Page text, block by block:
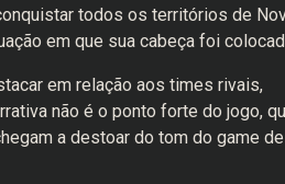
todos os territórios de
em que sua cabeça foi
em relação aos times rivais,
não é o ponto forte do jogo,
a destoar do tom do game de